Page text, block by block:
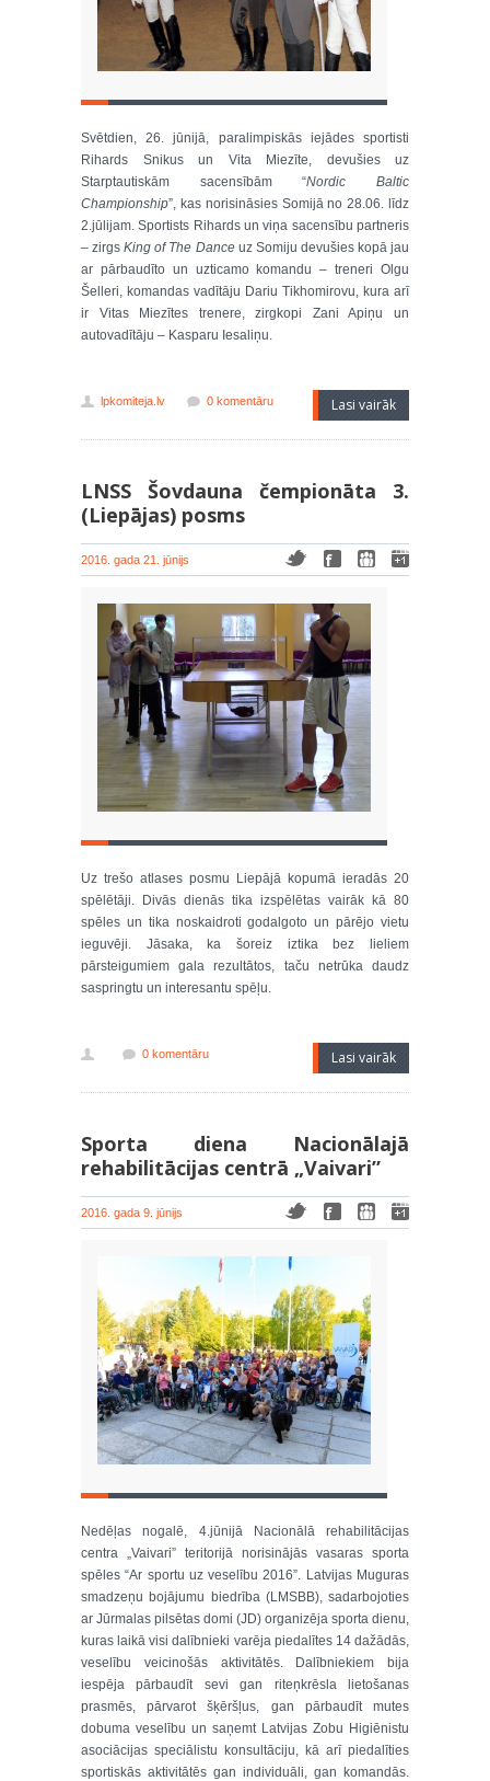
Svētdien, 26. jūnijā, paralimpiskās iejādes sportisti
Rihards Snikus un Vita Miezīte, devušies uz
Starptautiskām sacensībām “Nordic Baltic
Championship”, kas norisināsies Somijā no 28.06. līdz
2.jūlijam. Sportists Rihards un viņa sacensību partneris
– zirgsKing of The Danceuz Somiju devušies kopā jau
ar pārbaudīto un uzticamo komandu – treneri Olgu
Šelleri, komandas vadītāju Dariu Tikhomirovu, kura arī
ir Vitas Miezītes trenere, zirgkopi Zani Apiņu un
autovadītāju – Kasparu Iesaliņu.
lpkomiteja.lv 0 komentāru Lasi vairāk
LNSS Šovdauna čempionāta 3.
(Liepājas) posms
2016. gada 21. jūnijs
Uz trešo atlases posmu Liepājā kopumā ieradās 20
spēlētāji. Divās dienās tika izspēlētas vairāk kā 80
spēles un tika noskaidroti godalgoto un pārējo vietu
ieguvēji. Jāsaka, ka šoreiz iztika bez lieliem
pārsteigumiem gala rezultātos, taču netrūka daudz
saspringtu un interesantu spēļu.
0 komentāru Lasi vairāk
Sporta diena Nacionālajā
rehabilitācijas centrā „Vaivari”
2016. gada 9. jūnijs
Nedēļas nogalē, 4.jūnijā Nacionālā rehabilitācijas
centra „Vaivari” teritorijā norisinājās vasaras sporta
spēles “Ar sportu uz veselību 2016”. Latvijas Muguras
smadzeņu bojājumu biedrība (LMSBB), sadarbojoties
ar Jūrmalas pilsētas domi (JD) organizēja sporta dienu,
kuras laikā visi dalībnieki varēja piedalītes 14 dažādās,
veselību veicinošās aktivitātēs. Dalībniekiem bija
iespēja pārbaudīt sevi gan riteņkrēsla lietošanas
prasmēs, pārvarot šķēršļus, gan pārbaudīt mutes
dobuma veselību un saņemt Latvijas Zobu Higiēnistu
asociācijas speciālistu konsultāciju, kā arī piedalīties
sportiskās aktivitātēs gan individuāli, gan komandās.